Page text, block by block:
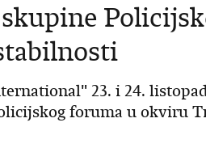
23. i 24.
foruma u okviru